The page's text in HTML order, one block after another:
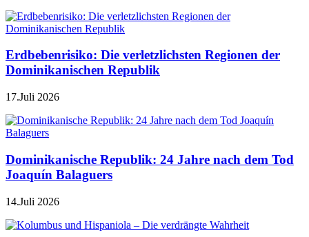
Erdbebenrisiko: Die verletzlichsten Regionen der
Dominikanischen Republik
17.Juli 2026
Dominikanische Republik: 24 Jahre nach dem Tod
Joaquín Balaguers
14.Juli 2026